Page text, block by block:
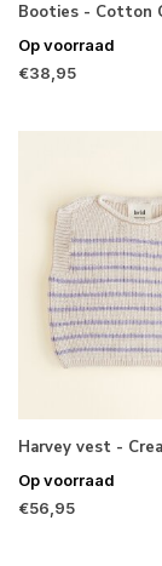
Booties - Cotton
Op voorraad
€38,95
Harvey vest -
Op voorraad
€56,95